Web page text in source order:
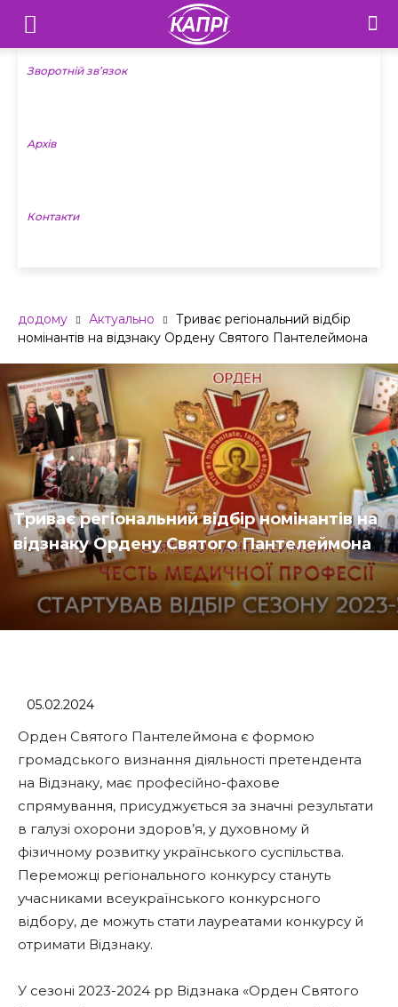
Телебачення
«Капрі»
Новини
Зворотній зв’язок
Архів
Контакти
додому Актуально
Триває регіональний відбір
номінантів на відзнаку Ордену Святого Пантелеймона
Триває регіональний відбір номінантів на
відзнаку Ордену Святого Пантелеймона
05.02.2024
Орден Святого Пантелеймона є формою
громадського визнання діяльності претендента
на Відзнаку, має професійно-фахове
спрямування, присуджується за значні результати
в галузі охорони здоров’я, у духовному й
фізичному розвитку українського суспільства.
Переможці регіонального конкурсу стануть
учасниками всеукраїнського конкурсного
відбору, де можуть стати лауреатами конкурсу й
отримати Відзнаку.
У сезоні 2023-2024 рр Відзнака «Орден Святого